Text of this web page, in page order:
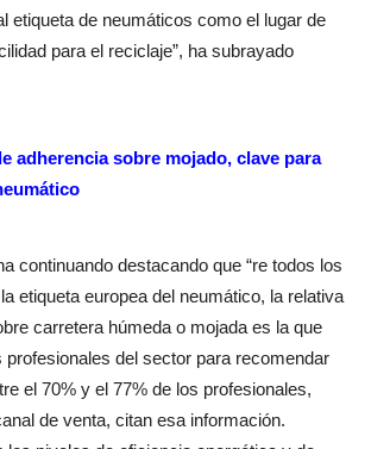
etiqueta de neumáticos como el lugar de
para el reciclaje”, ha subrayado
adherencia sobre mojado, clave para
continuando destacando que “re todos los
etiqueta europea del neumático, la relativa
carretera húmeda o mojada es la que
profesionales del sector para recomendar
el 70% y el 77% de los profesionales,
de venta, citan esa información.